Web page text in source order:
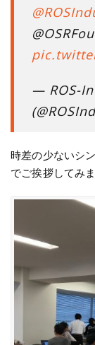
— ROS-
時差の少ないシ
でご挨拶してみ